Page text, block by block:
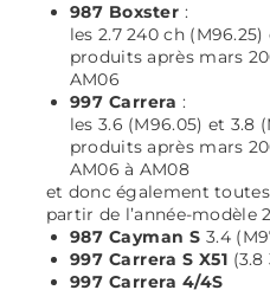
987 Boxster :
les 2.7 240 ch
produits après mars
AM06
997 Carrera :
les 3.6 (M96.05) et 3.8
produits après mars
AM06 à AM08
et donc également
partir de l’année-modèle
987 Cayman S 3.4
997 Carrera S X51 (3.8
997 Carrera 4/4S